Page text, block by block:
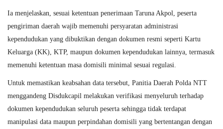
Ia menjelaskan, sesuai ketentuan penerimaan Taruna Akpol, peserta
pengiriman daerah wajib memenuhi persyaratan administrasi
kependudukan yang dibuktikan dengan dokumen resmi seperti Kartu
Keluarga (KK), KTP, maupun dokumen kependudukan lainnya, termasuk
memenuhi ketentuan masa domisili minimal sesuai regulasi.
Untuk memastikan keabsahan data tersebut, Panitia Daerah Polda NTT
menggandeng Disdukcapil melakukan verifikasi menyeluruh terhadap
dokumen kependudukan seluruh peserta sehingga tidak terdapat
manipulasi data maupun perpindahan domisili yang bertentangan dengan